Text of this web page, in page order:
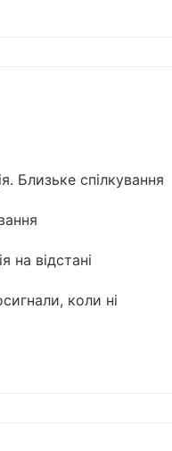
Близьке спілкування
на відстані
коли ні